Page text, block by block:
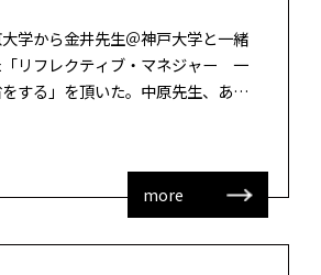
学から金井先生＠神戸大学と一緒
「リフレクティブ・マネジャー 一
する」を頂いた。中原先生、あり
た。 内容としては企業内教育に何
いる方に向けられた […]
more